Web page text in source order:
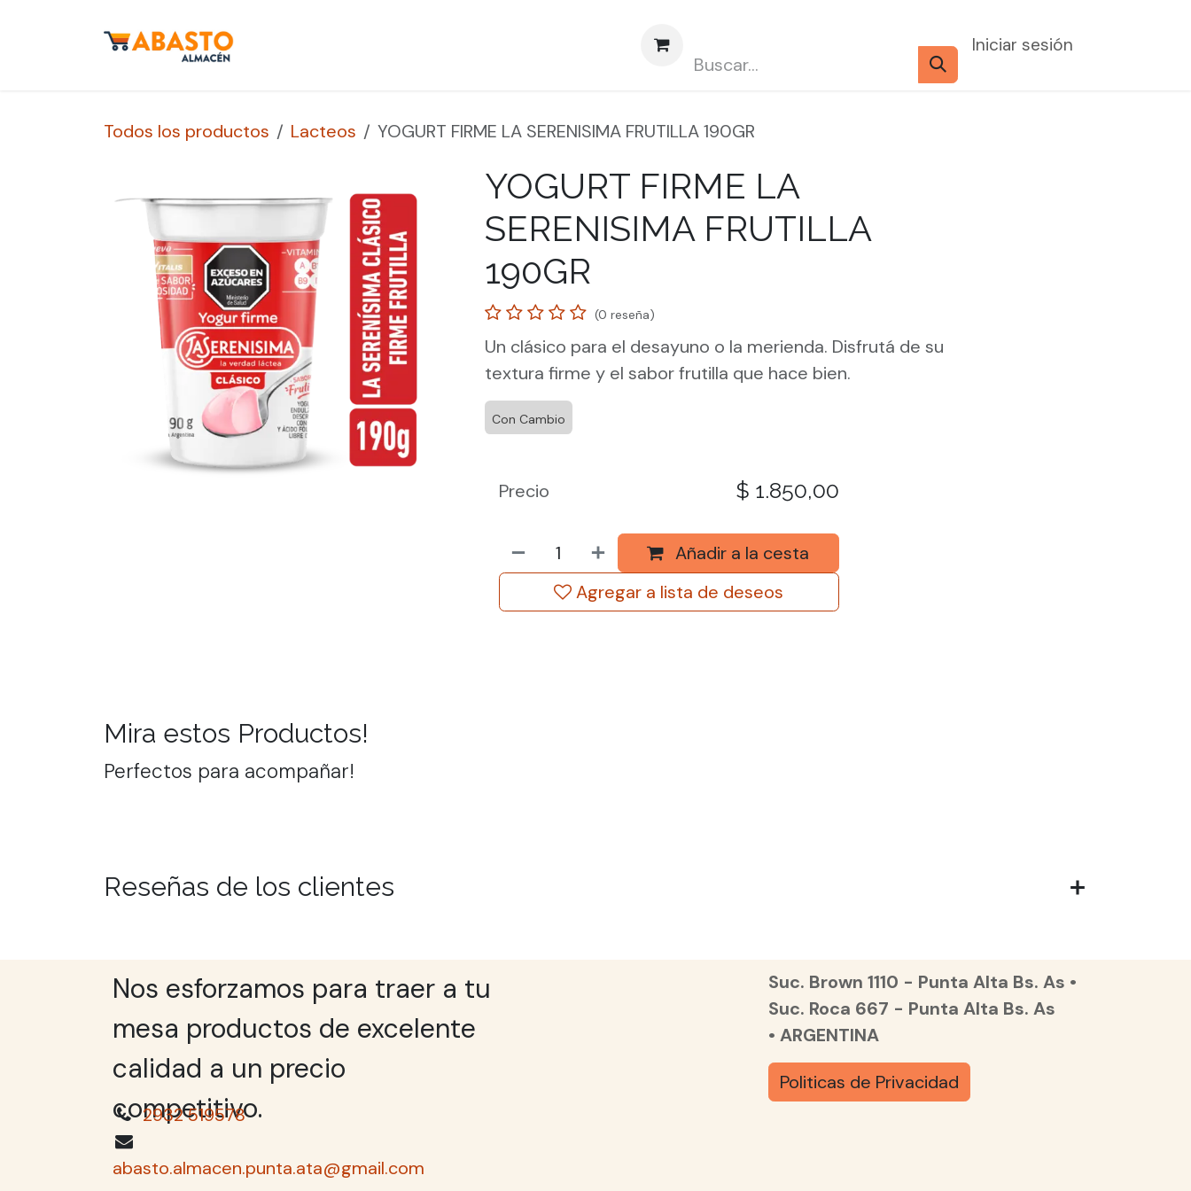
Abasto CLUBCARD Iniciar sesión
Todos los productos Lacteos YOGURT FIRME LA SERENISIMA FRUTILLA 190GR
YOGURT FIRME LA
SERENISIMA FRUTILLA
190GR
(0 reseña)
Un clásico para el desayuno o la merienda. Disfrutá de su
textura firme y el sabor frutilla que hace bien.
Con Cambio
Añadir a la cesta
Agregar a lista de deseos
Precio $ 1.850,00
Mira estos Productos!
Perfectos para acompañar!
Reseñas de los clientes
Nos esforzamos para traer a tu
mesa productos de excelente
calidad a un precio
competitivo.
2932 519578
abasto.almacen.punta.ata@gmail.com
Suc. Brown 1110 - Punta Alta Bs. As •
Suc. Roca 667 - Punta Alta Bs. As
• ARGENTINA
Politicas de Privacidad